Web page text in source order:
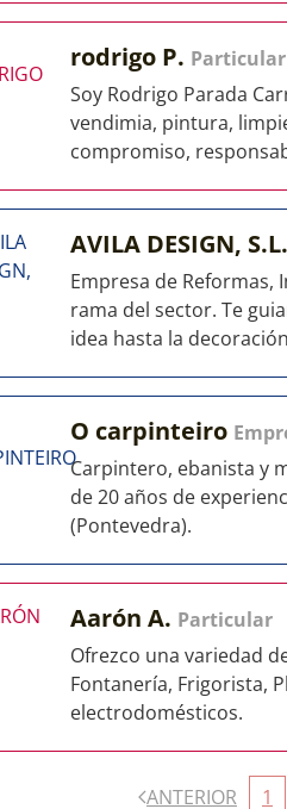
rodrigo P. Particular
Soy Rodrigo Parada
vendimia, pintura,
compromiso,
AVILA DESIGN, S.L.
Empresa de
rama del sector. Te
idea hasta la
O carpinteiro
Carpintero, ebanista y
de 20 años de
(Pontevedra).
Aarón A. Particular
Ofrezco una variedad
Fontanería, Frigorista,
electrodomésticos.
ANTERIOR 1